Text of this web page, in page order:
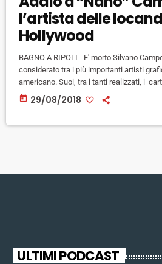
l’artista delle
Hollywood
BAGNO A RIPOLI - E' morto Silvano
considerato tra i più importanti artisti
americano. Suoi, tra i tanti realizzati, i
film storici come Casablanca, Cantando
americano a Parigi, West Side Story, La
today 29/08/2018
ULTIMI PODCAST